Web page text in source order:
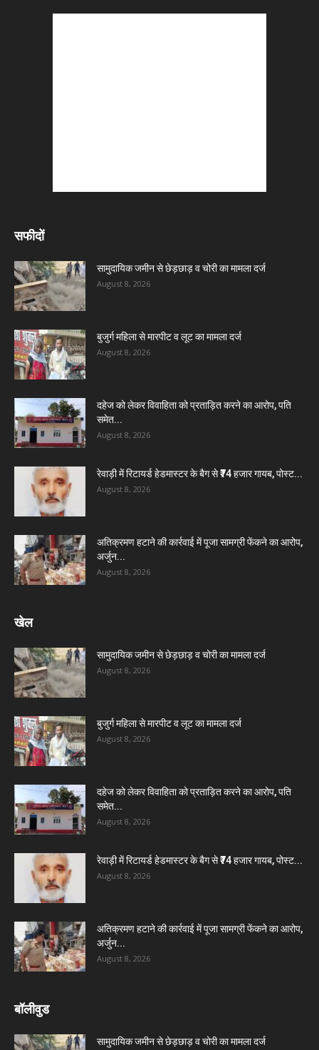
सफीदों
सामुदायिक जमीन से छेड़छाड़ व चोरी का मामला दर्ज
August 8, 2026
बुजुर्ग महिला से मारपीट व लूट का मामला दर्ज
August 8, 2026
दहेज को लेकर विवाहिता को प्रताड़ित करने का आरोप, पति
समेत...
August 8, 2026
रेवाड़ी में रिटायर्ड हेडमास्टर के बैग से ₹74 हजार गायब, पोस्ट...
August 8, 2026
अतिक्रमण हटाने की कार्रवाई में पूजा सामग्री फेंकने का आरोप,
अर्जुन...
August 8, 2026
खेल
सामुदायिक जमीन से छेड़छाड़ व चोरी का मामला दर्ज
August 8, 2026
बुजुर्ग महिला से मारपीट व लूट का मामला दर्ज
August 8, 2026
दहेज को लेकर विवाहिता को प्रताड़ित करने का आरोप, पति
समेत...
August 8, 2026
रेवाड़ी में रिटायर्ड हेडमास्टर के बैग से ₹74 हजार गायब, पोस्ट...
August 8, 2026
अतिक्रमण हटाने की कार्रवाई में पूजा सामग्री फेंकने का आरोप,
अर्जुन...
August 8, 2026
बॉलीवुड
सामुदायिक जमीन से छेड़छाड़ व चोरी का मामला दर्ज